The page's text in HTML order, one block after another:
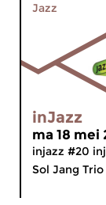
Jazz
inJazz
ma 18 mei
injazz #20
Sol Jang Trio